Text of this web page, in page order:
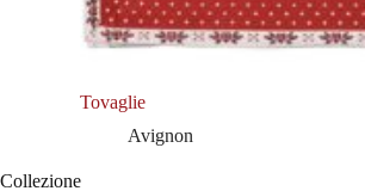
Tovaglie
Avignon
Collezione